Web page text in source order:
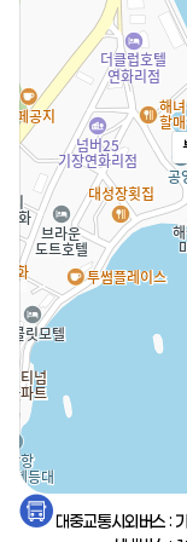
교통정보
대중교통시외버스 :